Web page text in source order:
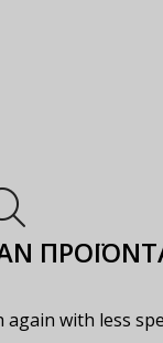
with less